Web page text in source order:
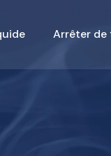
Arrêter de